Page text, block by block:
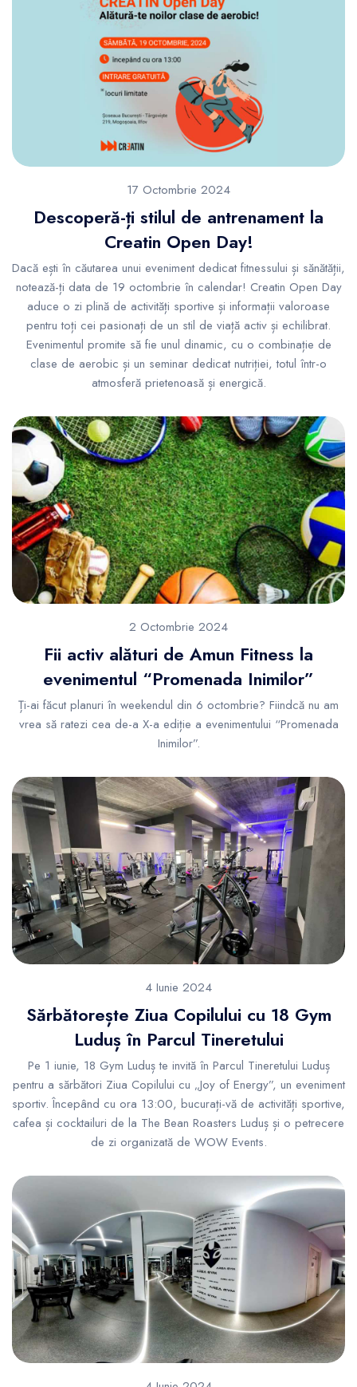
17 Octombrie 2024
Descoperă-ți stilul de antrenament la
Creatin Open Day!
Dacă ești în căutarea unui eveniment dedicat fitnessului și sănătății,
notează-ți data de 19 octombrie în calendar! Creatin Open Day
aduce o zi plină de activități sportive și informații valoroase
pentru toți cei pasionați de un stil de viață activ și echilibrat.
Evenimentul promite să fie unul dinamic, cu o combinație de
clase de aerobic și un seminar dedicat nutriției, totul într-o
atmosferă prietenoasă și energică.
2 Octombrie 2024
Fii activ alături de Amun Fitness la
evenimentul “Promenada Inimilor”
Ți-ai făcut planuri în weekendul din 6 octombrie? Fiindcă nu am
vrea să ratezi cea de-a X-a ediție a evenimentului “Promenada
Inimilor”.
4 Iunie 2024
Sărbătorește Ziua Copilului cu 18 Gym
Luduș în Parcul Tineretului
Pe 1 iunie, 18 Gym Luduș te invită în Parcul Tineretului Luduș
pentru a sărbători Ziua Copilului cu „Joy of Energy”, un eveniment
sportiv. Începând cu ora 13:00, bucurați-vă de activități sportive,
cafea și cocktailuri de la The Bean Roasters Luduș și o petrecere
de zi organizată de WOW Events.